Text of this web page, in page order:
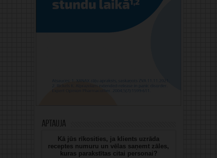
Aptauja
Kā jūs rīkosities, ja klients uzrāda
receptes numuru un vēlas saņemt zāles,
kuras parakstītas citai personai?